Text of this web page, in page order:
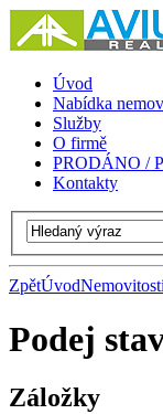
Úvod
Nabídka
Služby
O firmě
PRODÁNO /
Kontakty
ZpětÚvod
Podej
Záložky